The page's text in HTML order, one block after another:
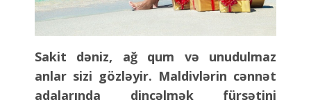
Sakit dəniz, ağ qum və unudulmaz
anlar sizi gözləyir. Maldivlərin cənnət
adalarında dincəlmək fürsətini